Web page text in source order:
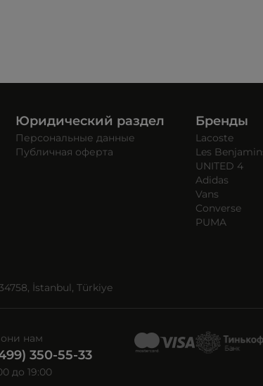
Юридический раздел
Персональные данные
Публичная оферта
Бренды
Lacoste
Les
UNITED 4
Adidas
Vans
Converse
PUMA
İstanbul, Türkiye
нам
350-55-33
до 19:00